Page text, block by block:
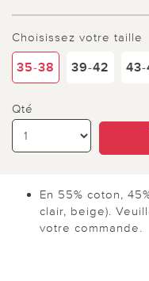
Choisissez votre taille
35-38 39-42 43-
Qté
En 55% coton,
clair, beige).
votre commande.